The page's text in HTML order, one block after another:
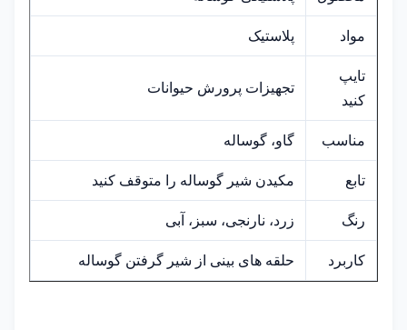
مواد پلاستیک
تایپ
کنید
تجهیزات پرورش حیوانات
مناسب گاو، گوساله
تابع مکیدن شیر گوساله را متوقف کنید
رنگ زرد، نارنجی، سبز، آبی
کاربرد حلقه های بینی از شیر گرفتن گوساله